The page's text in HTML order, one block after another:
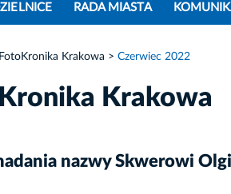
RADA MIASTA
Krakowa Czerwiec 2022
Krakowa
nazwy Skwerowi